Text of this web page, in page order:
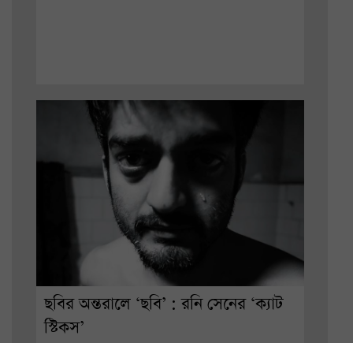
ছবির অন্তরালে ‘ছবি’ : রনি সেনের ‘ক্যাট
স্টিকস’